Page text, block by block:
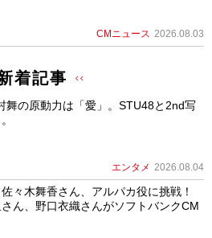
CMニュース 2026.08.03
着記事
舞の原動力は「愛」。STU48と2nd写
エンタメ 2026.08.04
々木舞香さん、アルパカ役に挑戦！
ん、野口衣織さんがソフトバンクCM